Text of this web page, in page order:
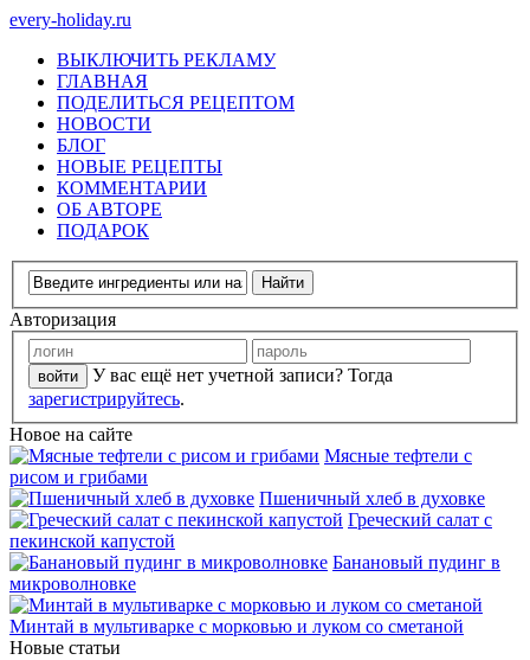
every-holiday.ru
ВЫКЛЮЧИТЬ РЕКЛАМУ
ГЛАВНАЯ
ПОДЕЛИТЬСЯ РЕЦЕПТОМ
НОВОСТИ
БЛОГ
НОВЫЕ РЕЦЕПТЫ
КОММЕНТАРИИ
ОБ АВТОРЕ
ПОДАРОК
Авторизация
У вас ещё нет учетной записи? Тогда
зарегистрируйтесь.
Новое на сайте
Мясные тефтели с
рисом и грибами
Пшеничный хлеб в духовке
Греческий салат с
пекинской капустой
Банановый пудинг в
микроволновке
Минтай в мультиварке с морковью и луком со сметаной
Новые статьи